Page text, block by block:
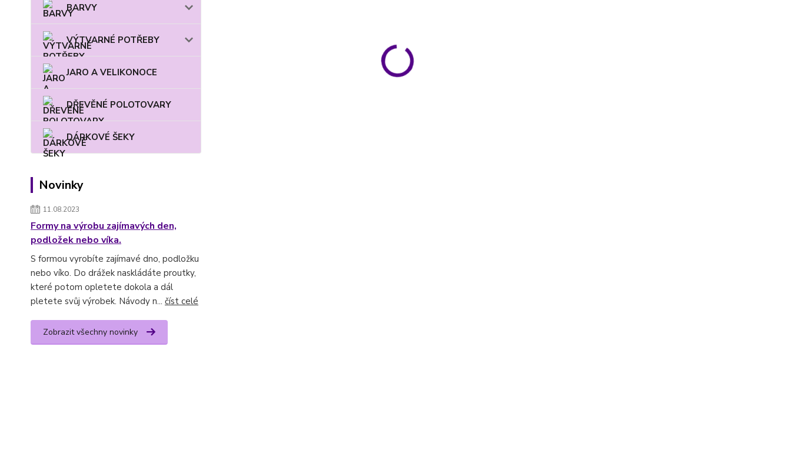
BARVY
VÝTVARNÉ POTŘEBY
JARO A VELIKONOCE
DŘEVĚNÉ POLOTOVARY
DÁRKOVÉ ŠEKY
Novinky
11.08.2023
Formy na výrobu zajímavých den,
podložek nebo víka.
S formou vyrobíte zajímavé dno, podložku
nebo víko. Do drážek naskládáte proutky,
které potom opletete dokola a dál
pletete svůj výrobek. Návody n... číst celé
Zobrazit všechny novinky